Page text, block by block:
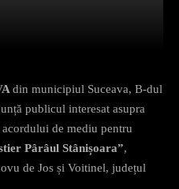
din municipiul Suceava, B-dul
publicul interesat asupra
de mediu pentru
Pârâul Stânișoara”,
de Jos și Voitinel, județul